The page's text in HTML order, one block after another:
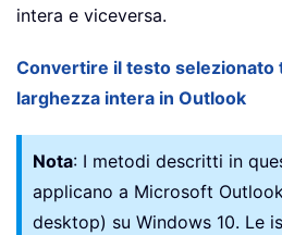
intera e viceversa.
Convertire il testo selezionato
larghezza intera in Outlook
Nota: I metodi descritti in
applicano a Microsoft
desktop) su Windows 10. Le